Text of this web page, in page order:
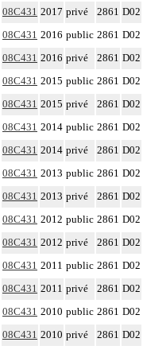
08C431 2017 privé 2861 D02
08C431 2016 public 2861 D02
08C431 2016 privé 2861 D02
08C431 2015 public 2861 D02
08C431 2015 privé 2861 D02
08C431 2014 public 2861 D02
08C431 2014 privé 2861 D02
08C431 2013 public 2861 D02
08C431 2013 privé 2861 D02
08C431 2012 public 2861 D02
08C431 2012 privé 2861 D02
08C431 2011 public 2861 D02
08C431 2011 privé 2861 D02
08C431 2010 public 2861 D02
08C431 2010 privé 2861 D02